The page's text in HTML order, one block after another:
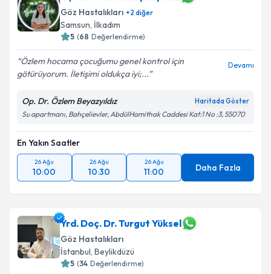
Göz Hastalıkları +2 diğer
Samsun, İlkadım
5 (68 Değerlendirme)
Özlem hocama çocuğumu genel kontrol için
götürüyorum. İletişimi oldukça iyi;...
Devamı
Op. Dr. Özlem Beyazyıldız Haritada Göster
Su apartmanı, Bahçelievler, AbdülHamithak Caddesi Kat:1 No :3, 55070
En Yakın Saatler
26 Ağu
10:00
26 Ağu
10:30
26 Ağu
11:00 Daha Fazla
Yrd. Doç. Dr. Turgut Yüksel
Göz Hastalıkları
İstanbul, Beylikdüzü
5 (34 Değerlendirme)